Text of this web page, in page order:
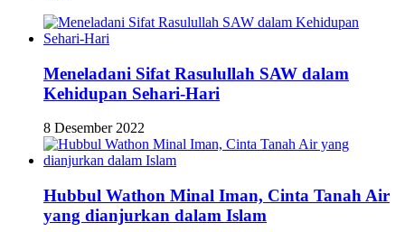
Meneladani Sifat Rasulullah SAW dalam
Kehidupan Sehari-Hari
8 Desember 2022
Hubbul Wathon Minal Iman, Cinta Tanah Air
yang dianjurkan dalam Islam